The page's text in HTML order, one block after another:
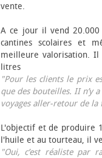
vente.
A ce jour il vend 20.000
cantines scolaires et
meilleure valorisation.
litres
"Pour les clients le prix
que des bouteilles. II n’y
voyages aller-retour de
L'objectif et de produire
l'huile et au tourteau, il
"Oui, c’est réaliste par